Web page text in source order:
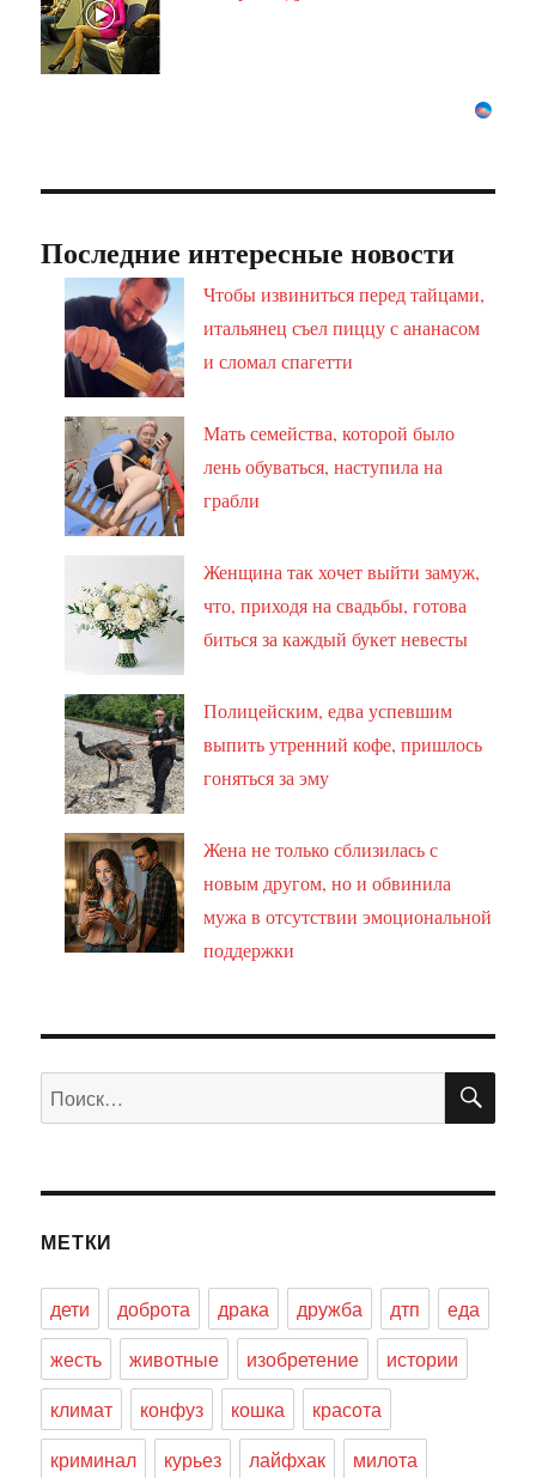
Последние интересные новости
Чтобы извиниться перед тайцами,
итальянец съел пиццу с ананасом
и сломал спагетти
Мать семейства, которой было
лень обуваться, наступила на
грабли
Женщина так хочет выйти замуж,
что, приходя на свадьбы, готова
биться за каждый букет невесты
Полицейским, едва успевшим
выпить утренний кофе, пришлось
гоняться за эму
Жена не только сблизилась с
новым другом, но и обвинила
мужа в отсутствии эмоциональной
поддержки
Искать:
МЕТКИ
дети доброта драка дружба дтп
еда
жесть
животные изобретение
истории
климат
конфуз кошка
красота
криминал
курьез лайфхак
милота